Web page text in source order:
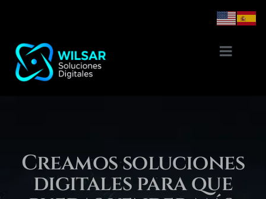
Creamos soluciones
digitales para que